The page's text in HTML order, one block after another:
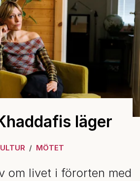
läger
MÖTET
om livet i förorten med